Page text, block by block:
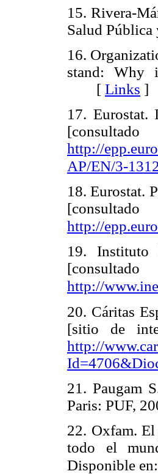
15. Rivera-
Salud
16.
stand: Why
[ Links ]
17.
http://
AP/EN/3-
18. Eurostat.
http://
19. Instituto
http://
20. Cáritas
[sitio de
http://
21. Paugam
Paris:
22. Oxfam. El
todo el
Disponible en: